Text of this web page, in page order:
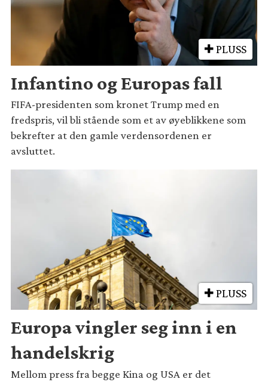
PLUSS
Infantino og Europas fall
FIFA-presidenten som kronet Trump med en
fredspris, vil bli stående som et av øyeblikkene som
bekrefter at den gamle verdensordenen er
avsluttet.
PLUSS
Europa vingler seg inn i en
handelskrig
Mellom press fra begge Kina og USA er det